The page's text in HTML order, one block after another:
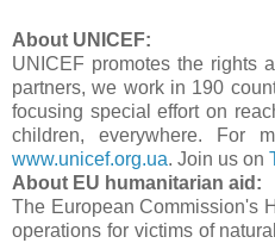
About UNICEF:
UNICEF promotes the rights
partners, we work in 190
focusing special effort on
children, everywhere. For
www.unicef.org.ua. Join us on
About EU humanitarian aid:
The European Commission's
operations for victims of